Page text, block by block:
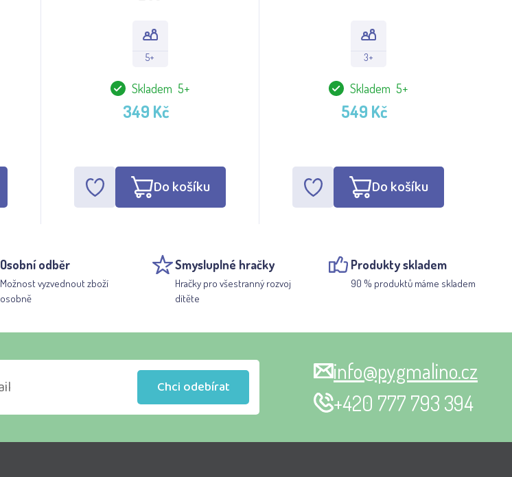
5+
Skladem 5+
349 Kč
Do košíku
3+
Skladem 5+
549 Kč
Do košíku
Osobní odběr
Možnost vyzvednout zboží
osobně
Smysluplné hračky
Hračky pro všestranný rozvoj
dítěte
Produkty skladem
90 % produktů máme skladem
Chci odebírat
info@pygmalino.cz
+420 777 793 394